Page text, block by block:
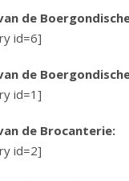
de
id=6]
de
id=1]
de Brocanterie:
id=2]